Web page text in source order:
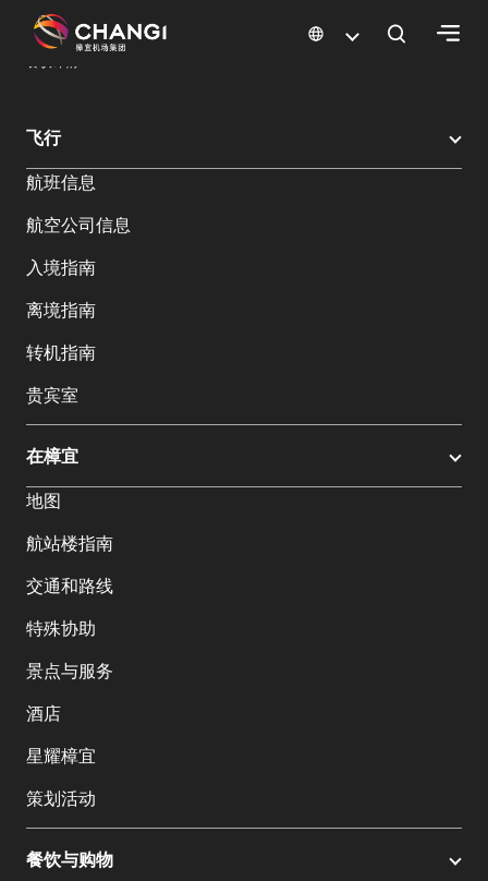
所
樟
宜
网
站:
选
择
言:
樟宜机场 樟宜机场餐饮与购物
餐饮指南：餐厅和美食 | 樟宜机场
飞行
航班信息
航空公司信息
入境指南
离境指南
转机指南
贵宾室
在樟宜
地图
航站楼指南
交通和路线
特殊协助
景点与服务
酒店
星耀樟宜
策划活动
餐饮与购物